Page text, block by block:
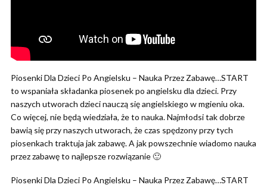
Piosenki Dla Dzieci Po Angielsku – Nauka Przez Zabawę…START
to wspaniała składanka piosenek po angielsku dla dzieci. Przy
naszych utworach dzieci nauczą się angielskiego w mgieniu oka.
Co więcej, nie będą wiedziała, że to nauka. Najmłodsi tak dobrze
bawią się przy naszych utworach, że czas spędzony przy tych
piosenkach traktuja jak zabawę. A jak powszechnie wiadomo nauka
przez zabawę to najlepsze rozwiązanie 🙂
Piosenki Dla Dzieci Po Angielsku – Nauka Przez Zabawę…START